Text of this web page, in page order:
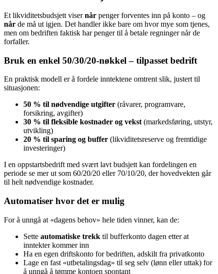
Et likviditetsbudsjett visernår penger forventes inn på konto – og
når de må ut igjen. Det handler ikke bare om hvor mye som tjenes,
men om bedriften faktisk har penger til å betale regninger når de
forfaller.
Bruk en enkel 50/30/20-nøkkel – tilpasset bedrift
En praktisk modell er å fordele inntektene omtrent slik, justert til
situasjonen:
50 % til nødvendige utgifter (råvarer, programvare,
forsikring, avgifter)
30 % til fleksible kostnader og vekst (markedsføring, utstyr,
utvikling)
20 % til sparing og buffer (likviditetsreserve og fremtidige
investeringer)
I en oppstartsbedrift med svært lavt budsjett kan fordelingen en
periode se mer ut som 60/20/20 eller 70/10/20, der hovedvekten går
til helt nødvendige kostnader.
Automatiser hvor det er mulig
For å unngå at «dagens behov» hele tiden vinner, kan de:
Sette automatiske trekk til bufferkonto dagen etter at
inntekter kommer inn
Ha en egen driftskonto for bedriften, adskilt fra privatkonto
Lage en fast «utbetalingsdag» til seg selv (lønn eller uttak) for
å unngå å tømme kontoen spontant